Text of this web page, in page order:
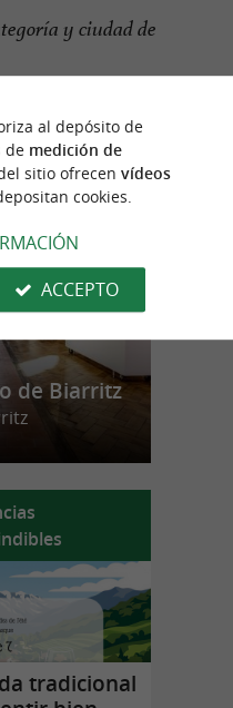
y ciudad de
n
u
e
s
t
r
o
f
a
v
o
r
i
t
o
de Biarritz
tradicional
al depósito de
de medición de
sitio ofrecen vídeos
cookies.
ACCEPTO